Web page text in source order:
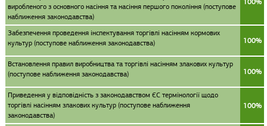
виробленого з основного насіння та насіння першого покоління (поступове
наближення законодавства)
Забезпечення проведення інспектування торгівлі насінням кормових
культур (поступове наближення законодавства)
100%
Встановлення правил виробництва та торгівлі насінням злакових культур
(поступове наближення законодавства)
100%
Приведення у відповідність з законодавством ЄС термінології щодо
торгівлі насінням злакових культур (поступове наближення
законодавства)
100%